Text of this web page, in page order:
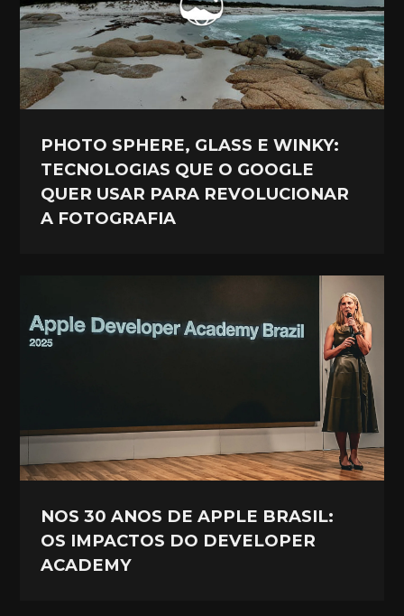
PHOTO SPHERE, GLASS E WINKY:
TECNOLOGIAS QUE O GOOGLE
QUER USAR PARA REVOLUCIONAR
A FOTOGRAFIA
NOS 30 ANOS DE APPLE BRASIL:
OS IMPACTOS DO DEVELOPER
ACADEMY